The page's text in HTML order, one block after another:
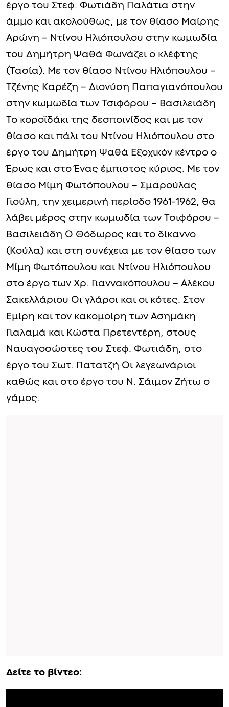
έργο του Στεφ. Φωτιάδη Παλάτια στην
άμμο και ακολούθως, με τον θίασο Μαίρης
Αρώνη – Ντίνου Ηλιόπουλου στην κωμωδία
του Δημήτρη Ψαθά Φωνάζει ο κλέφτης
(Τασία). Με τον θίασο Ντίνου Ηλιόπουλου –
Τζένης Καρέζη – Διονύση Παπαγιανόπουλου
στην κωμωδία των Τσιφόρου – Βασιλειάδη
Το κοροϊδάκι της δεσποινίδος και με τον
θίασο και πάλι του Ντίνου Ηλιόπουλου στο
έργο του Δημήτρη Ψαθά Εξοχικόν κέντρο ο
Έρως και στο Ένας έμπιστος κύριος. Με τον
θίασο Μίμη Φωτόπουλου – Σμαρούλας
Γιούλη, την χειμερινή περίοδο 1961-1962, θα
λάβει μέρος στην κωμωδία των Τσιφόρου –
Βασιλειάδη Ο Θόδωρος και το δίκαννο
(Κούλα) και στη συνέχεια με τον θίασο των
Μίμη Φωτόπουλου και Ντίνου Ηλιόπουλου
στο έργο των Χρ. Γιαννακόπουλου – Αλέκου
Σακελλάριου Οι γλάροι και οι κότες. Στον
Εμίρη και τον κακομοίρη των Ασημάκη
Γιαλαμά και Κώστα Πρετεντέρη, στους
Ναυαγοσώστες του Στεφ. Φωτιάδη, στο
έργο του Σωτ. Πατατζή Οι λεγεωνάριοι
καθώς και στο έργο του Ν. Σάιμον Ζήτω ο
γάμος.
Δείτε το βίντεο: